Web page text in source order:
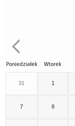
Poniedziałek Wtorek
31 1
7 8